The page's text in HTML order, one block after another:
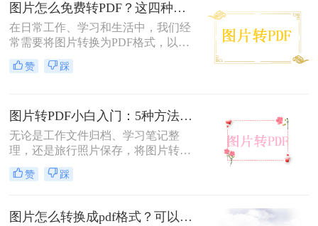
简便方法来帮助您免费将图片转换为
PDF格式。
图片怎么免费转PDF？这四种方法轻松搞定！
在日常工作、学习和生活中，我们经
常需要将图片转换为PDF格式，以便
于分享、打印或存档。PDF文件因其
跨平台兼容性、保持格式不变以及安
片转换为PDF，无需花费任何费用即
可轻松完成转换。那么图片怎么免费
转PDF呢？本文将为您详细介绍几种
赞 踩
图片转PDF小白入门：5种方法从最简单到最专业逐步升级！
无论是工作文件归档、学习笔记整
理，还是旅行照片保存，将图片转换
为PDF都能让内容更规范、更易分
享。那么如何图片转pdf呢？本文提供
5种常用方法，3分钟即可学会！
赞 踩
图片怎么转换成pdf格式？可以试试这4个转换方法！